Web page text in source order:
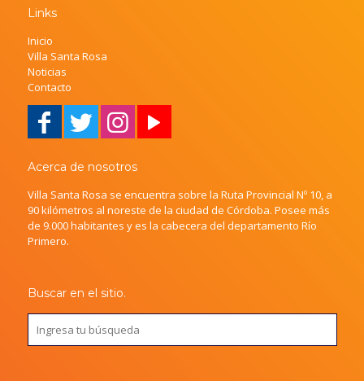
Links
Inicio
Villa Santa Rosa
Noticias
Contacto
Acerca de nosotros
Villa Santa Rosa se encuentra sobre la Ruta Provincial Nº 10, a
90 kilómetros al noreste de la ciudad de Córdoba. Posee más
de 9.000 habitantes y es la cabecera del departamento Río
Primero.
Buscar en el sitio.